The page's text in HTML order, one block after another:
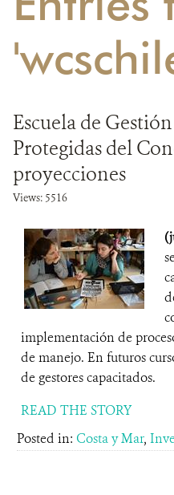
Escuela de
Protegidas del
proyecciones
Views: 5516
implementación de
de manejo. En futuros
de gestores capacitados.
READ THE STORY
Posted in: Costa y Mar,